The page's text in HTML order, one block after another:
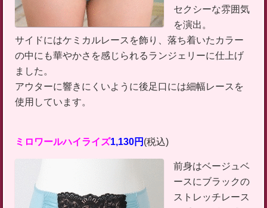
セクシーな雰囲気
を演出。
サイドにはケミカルレースを飾り、落ち着いたカラー
の中にも華やかさを感じられるランジェリーに仕上げ
ました。
アウターに響きにくいように後足口には細幅レースを
使用しています。
ミロワールハイライズ1,130円 (税込)
前身はベージュベ
ースにブラックの
ストレッチレース